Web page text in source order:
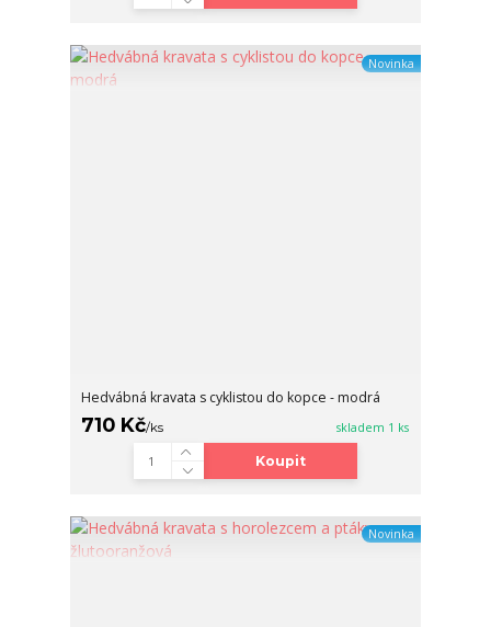
Novinka
Hedvábná kravata s cyklistou do kopce - modrá
710 Kč/ks skladem 1 ks
Koupit
Novinka